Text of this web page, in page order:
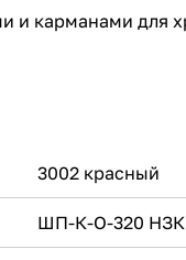
и карманами
3002 красный
ШП-К-О-320